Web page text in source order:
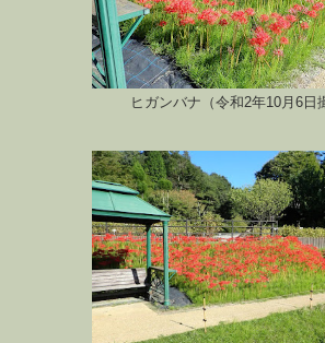
ヒガンバナ（令和2年10月6日